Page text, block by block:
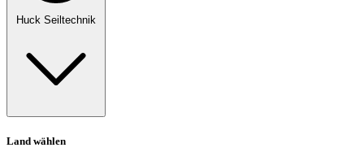
Huck Seiltechnik
Land wählen